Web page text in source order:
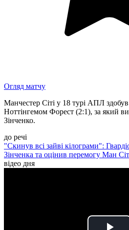
Огляд матчу
Манчестер Сіті у 18 турі АПЛ
Ноттінгемом Форест (2:1), за який
Зінченко.
до речі
"Скинув всі зайві кілограми":
Зінченка та оцінив перемогу Ман
відео дня